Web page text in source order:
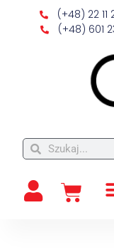
(+48) 22 11
(+48) 601